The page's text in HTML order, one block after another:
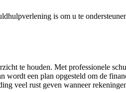
is om u te
te houden. Met professionele
wordt een plan opgesteld om de
veel rust geven wanneer